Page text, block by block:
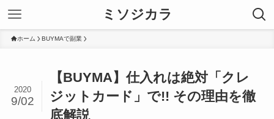
ミソジカラ
ホーム BUYMAで副業
【BUYMA】仕入れは絶対「クレ
ジットカード」で!! その理由を徹
底解説
2020
9/02